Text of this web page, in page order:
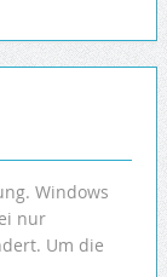
Windows
nur
Um die